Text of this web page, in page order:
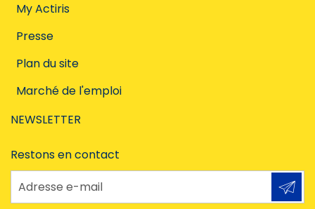
My Actiris
Presse
Plan du site
Marché de l'emploi
NEWSLETTER
Restons en contact
Adresse e-mail